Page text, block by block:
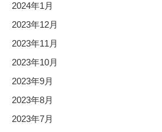
2024年1月
2023年12月
2023年11月
2023年10月
2023年9月
2023年8月
2023年7月